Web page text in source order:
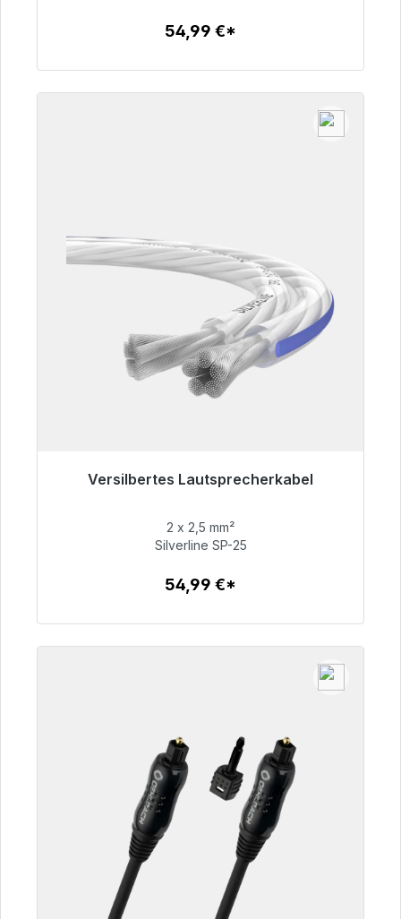
54,99 €*
Versilbertes Lautsprecherkabel
54,99 €
2 x 2,5 mm²
Silverline SP-25
54,99 €*